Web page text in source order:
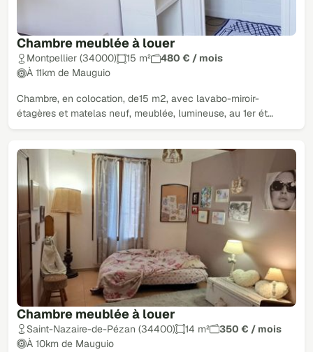
Chambre meublée à louer
Montpellier (34000) 15 m²
480 € / mois
À 11km de Mauguio
Chambre, en colocation, de15 m2, avec lavabo-miroir-
étagères et matelas neuf, meublée, lumineuse, au 1er ét…
Chambre meublée à louer
Saint-Nazaire-de-Pézan (34400) 14 m²
350 € / mois
À 10km de Mauguio